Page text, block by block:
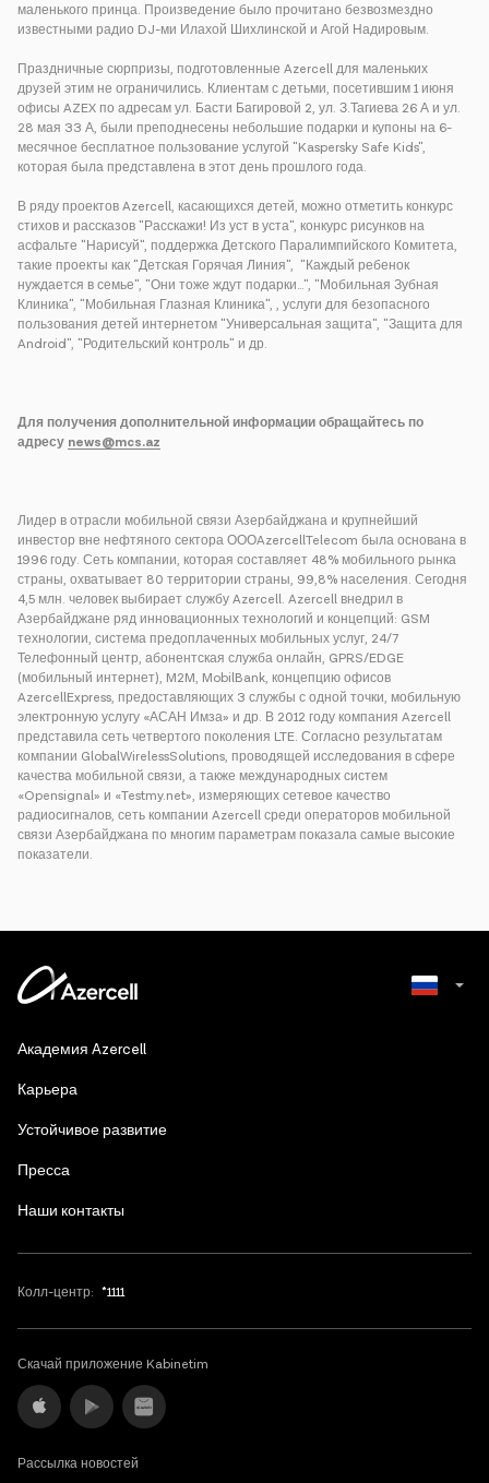
маленького принца. Произведение было прочитано безвозмездно
известными радио DJ-ми Илахой Шихлинской и Агой Надировым.
Праздничные сюрпризы, подготовленные Azercell для маленьких
друзей этим не ограничились. Клиентам с детьми, посетившим 1 июня
офисы AZEX по адресам ул. Басти Багировой 2, ул. З.Тагиева 26 А и ул.
28 мая 33 А, были преподнесены небольшие подарки и купоны на 6-
месячное бесплатное пользование услугой "Kaspersky Safe Kids",
которая была представлена в этот день прошлого года.
В ряду проектов Azercell, касающихся детей, можно отметить конкурс
стихов и рассказов "Расскажи! Из уст в уста", конкурс рисунков на
асфальте "Нарисуй", поддержка Детского Паралимпийского Комитета,
такие проекты как "Детская Горячая Линия", "Каждый ребенок
нуждается в семье", "Они тоже ждут подарки…", "Мобильная Зубная
Клиника", "Мобильная Глазная Клиника", , услуги для безопасного
пользования детей интернетом "Универсальная защита", "Защита для
Android", "Родительский контроль" и др.
Для получения дополнительной информации обращайтесь по
адресу news@mcs.az
Лидер в отрасли мобильной связи Азербайджана и крупнейший
инвестор вне нефтяного сектора ОООAzercellTelecom была основана в
1996 году. Сеть компании, которая составляет 48% мобильного рынка
страны, охватывает 80 территории страны, 99,8% населения. Сегодня
4,5 млн. человек выбирает службу Azercell. Azercell внедрил в
Азербайджане ряд инновационных технологий и концепций: GSM
технологии, система предоплаченных мобильных услуг, 24/7
Телефонный центр, абонентская служба онлайн, GPRS/EDGE
(мобильный интернет), M2M, MobilBank, концепцию офисов
AzercellExpress, предоставляющих 3 службы с одной точки, мобильную
электронную услугу «АСАН Имза» и др. В 2012 году компания Azercell
представила сеть четвертого поколения LTE. Согласно результатам
компании GlobalWirelessSolutions, проводящей исследования в сфере
качества мобильной связи, а также международных систем
«Opensignal» и «Testmy.net», измеряющих сетевое качество
радиосигналов, сеть компании Azercell среди операторов мобильной
связи Азербайджана по многим параметрам показала самые высокие
показатели.
Академия Azercell
Карьера
Устойчивое развитие
Пресса
Наши контакты
Колл-центр: *1111
Скачай приложение Kabinetim
Рассылка новостей